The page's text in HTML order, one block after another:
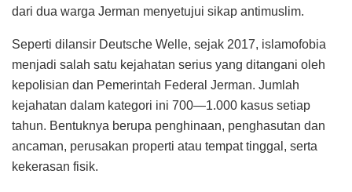
dari dua warga Jerman menyetujui sikap antimuslim.
Seperti dilansir Deutsche Welle, sejak 2017, islamofobia
menjadi salah satu kejahatan serius yang ditangani oleh
kepolisian dan Pemerintah Federal Jerman. Jumlah
kejahatan dalam kategori ini 700—1.000 kasus setiap
tahun. Bentuknya berupa penghinaan, penghasutan dan
ancaman, perusakan properti atau tempat tinggal, serta
kekerasan fisik.